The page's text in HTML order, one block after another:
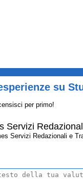
su
per primo!
Servizi
Servizi Redazionali e